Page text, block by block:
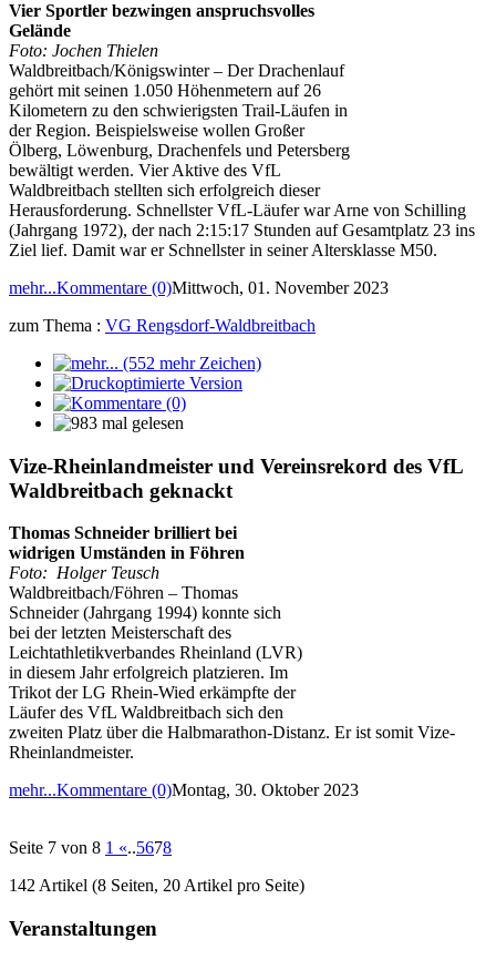
Vier Sportler bezwingen anspruchsvolles
Gelände
Foto: Jochen Thielen
Waldbreitbach/Königswinter – Der Drachenlauf
gehört mit seinen 1.050 Höhenmetern auf 26
Kilometern zu den schwierigsten Trail-Läufen in
der Region. Beispielsweise wollen Großer
Ölberg, Löwenburg, Drachenfels und Petersberg
bewältigt werden. Vier Aktive des VfL
Waldbreitbach stellten sich erfolgreich dieser
Herausforderung. Schnellster VfL-Läufer war Arne von Schilling
(Jahrgang 1972), der nach 2:15:17 Stunden auf Gesamtplatz 23 ins
Ziel lief. Damit war er Schnellster in seiner Altersklasse M50.
mehr...Kommentare (0)Mittwoch, 01. November 2023
zum Thema : VG Rengsdorf-Waldbreitbach
Vize-Rheinlandmeister und Vereinsrekord des VfL
Waldbreitbach geknackt
Thomas Schneider brilliert bei
widrigen Umständen in Föhren
Foto: Holger Teusch
Waldbreitbach/Föhren – Thomas
Schneider (Jahrgang 1994) konnte sich
bei der letzten Meisterschaft des
Leichtathletikverbandes Rheinland (LVR)
in diesem Jahr erfolgreich platzieren. Im
Trikot der LG Rhein-Wied erkämpfte der
Läufer des VfL Waldbreitbach sich den
zweiten Platz über die Halbmarathon-Distanz. Er ist somit Vize-
Rheinlandmeister.
mehr...Kommentare (0)Montag, 30. Oktober 2023
Seite 7 von 8 1 «..5678
142 Artikel (8 Seiten, 20 Artikel pro Seite)
Veranstaltungen